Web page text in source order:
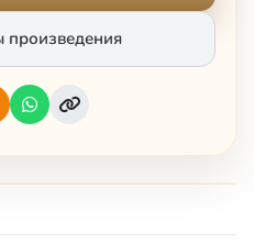
произведения